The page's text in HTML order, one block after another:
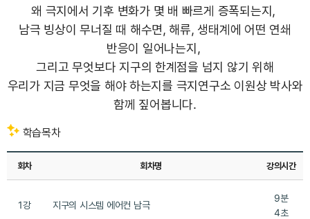
왜 극지에서 기후 변화가 몇 배 빠르게 증폭되는지,
남극 빙상이 무너질 때 해수면, 해류, 생태계에 어떤 연쇄
반응이 일어나는지,
그리고 무엇보다 지구의 한계점을 넘지 않기 위해
우리가 지금 무엇을 해야 하는지를 극지연구소 이원상 박사와
함께 짚어봅니다.
학습목차
회차 회차명 강의시간
1강 지구의 시스템 에어컨 남극
9분
4초